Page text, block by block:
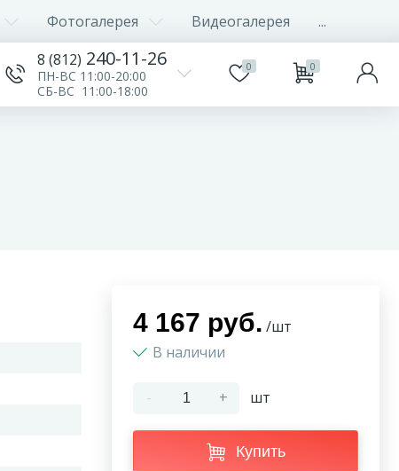
Фотогалерея Видеогалерея ...
8 (812) 240-11-26
ПН-ВС 11:00-20:00
СБ-ВС 11:00-18:00
0 0
4 167 руб. /шт
В наличии
- + шт
Купить